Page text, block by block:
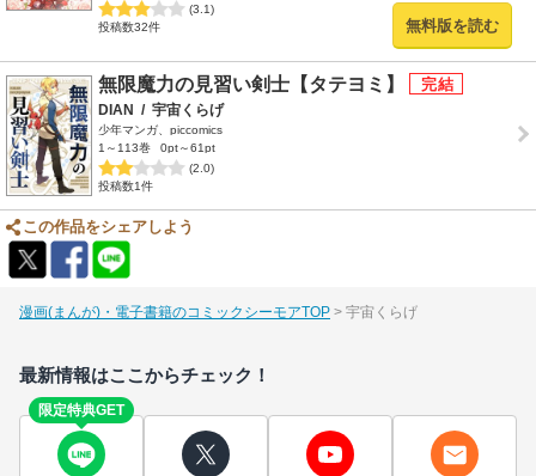
(3.1)
投稿数32件
無料版を読む
無限魔力の見習い剣士【タテヨミ】
DIAN / 宇宙くらげ
少年マンガ、piccomics
1～113巻
0pt～61pt
(2.0)
投稿数1件
この作品をシェアしよう
漫画(まんが)・電子書籍のコミックシーモアTOP 宇宙くらげ
最新情報はここからチェック！
限定特典GET